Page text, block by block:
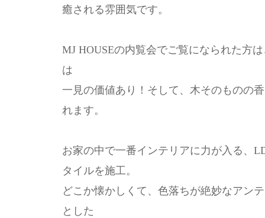
癒される雰囲気です。
MJ HOUSEの内覧会でご覧になられた方
は
一見の価値あり！そして、木そのものの
れます。
お家の中で一番インテリアに力が入る、
タイルを施工。
どこか懐かしくて、色落ちが絶妙なアン
とした